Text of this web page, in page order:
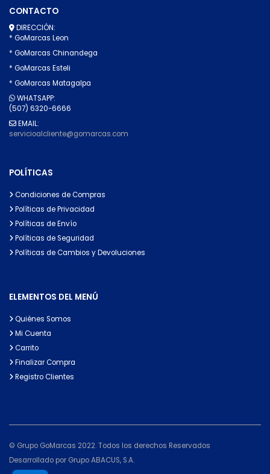
CONTACTO
DIRECCIÓN:
* GoMarcas Leon
* GoMarcas Chinandega
* GoMarcas Esteli
* GoMarcas Matagalpa
WHATSAPP:
(507) 6320-6666
EMAIL:
servicioalcliente@gomarcas.com
POLÍTICAS
Condiciones de Compras
Políticas de Privacidad
Políticas de Envío
Políticas de Seguridad
Políticas de Cambios y Devoluciones
ELEMENTOS DEL MENÚ
Quiénes Somos
Mi Cuenta
Carrito
Finalizar Compra
Registro Clientes
© Grupo GoMarcas 2022. Todos los derechos Reservados
Desarrollado por Grupo ABACUS, S.A.